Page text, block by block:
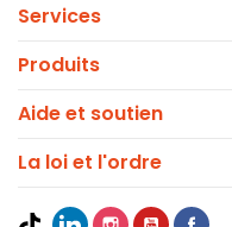
Services
Produits
Aide et soutien
La loi et l'ordre